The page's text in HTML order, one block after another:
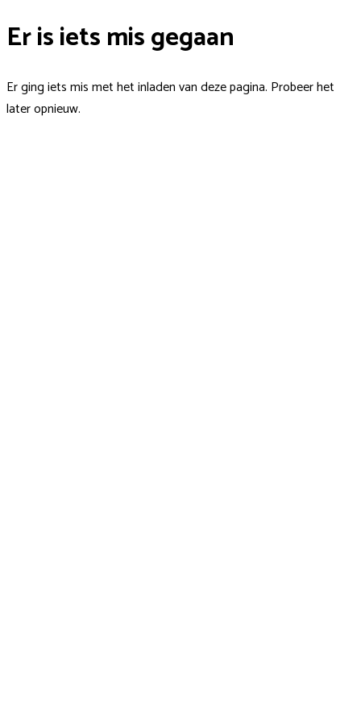
Er is iets mis gegaan
Er ging iets mis met het inladen van deze pagina. Probeer het
later opnieuw.